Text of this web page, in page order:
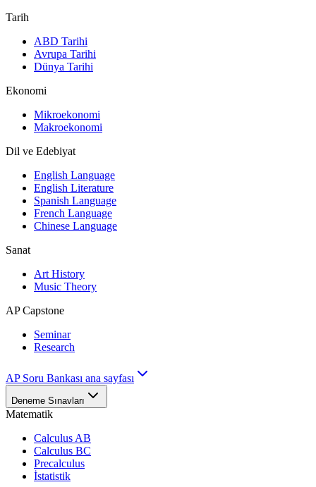
Tarih
ABD Tarihi
Avrupa Tarihi
Dünya Tarihi
Ekonomi
Mikroekonomi
Makroekonomi
Dil ve Edebiyat
English Language
English Literature
Spanish Language
French Language
Chinese Language
Sanat
Art History
Music Theory
AP Capstone
Seminar
Research
AP Soru Bankası ana sayfası
Deneme Sınavları
Matematik
Calculus AB
Calculus BC
Precalculus
İstatistik